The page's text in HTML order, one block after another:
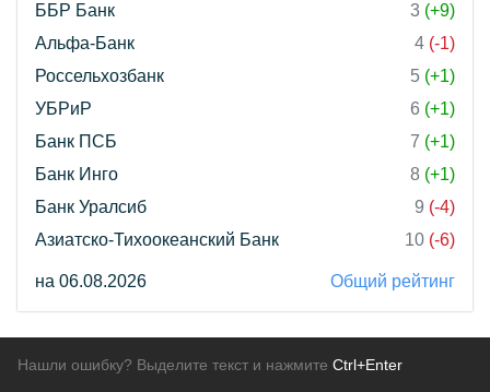
ББР Банк
3 (+9)
Альфа-Банк
4 (-1)
Россельхозбанк
5 (+1)
УБРиР
6 (+1)
Банк ПСБ
7 (+1)
Банк Инго
8 (+1)
Банк Уралсиб
9 (-4)
Азиатско-Тихоокеанский Банк
10 (-6)
на 06.08.2026 Общий рейтинг
Нашли ошибку? Выделите текст и нажмите Ctrl+Enter